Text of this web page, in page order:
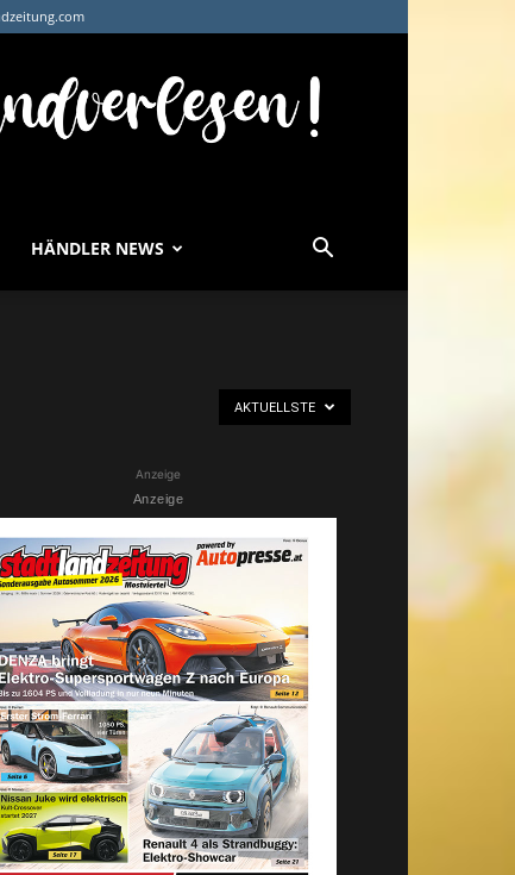
HÄNDLER NEWS
AKTUELLSTE
Anzeige
Anzeige